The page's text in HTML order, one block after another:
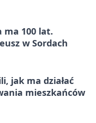
ma 100 lat.
w Sordach
jak ma działać
mieszkańców